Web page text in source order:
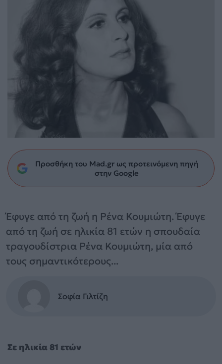
Προσθήκη του Mad.gr ως προτεινόμενη πηγή
στην Google
Έφυγε από τη ζωή η Ρένα Κουμιώτη. Έφυγε
από τη ζωή σε ηλικία 81 ετών η σπουδαία
τραγουδίστρια Ρένα Κουμιώτη, μία από
τους σημαντικότερους...
Σοφία Γιλτίζη
Σε ηλικία 81 ετών